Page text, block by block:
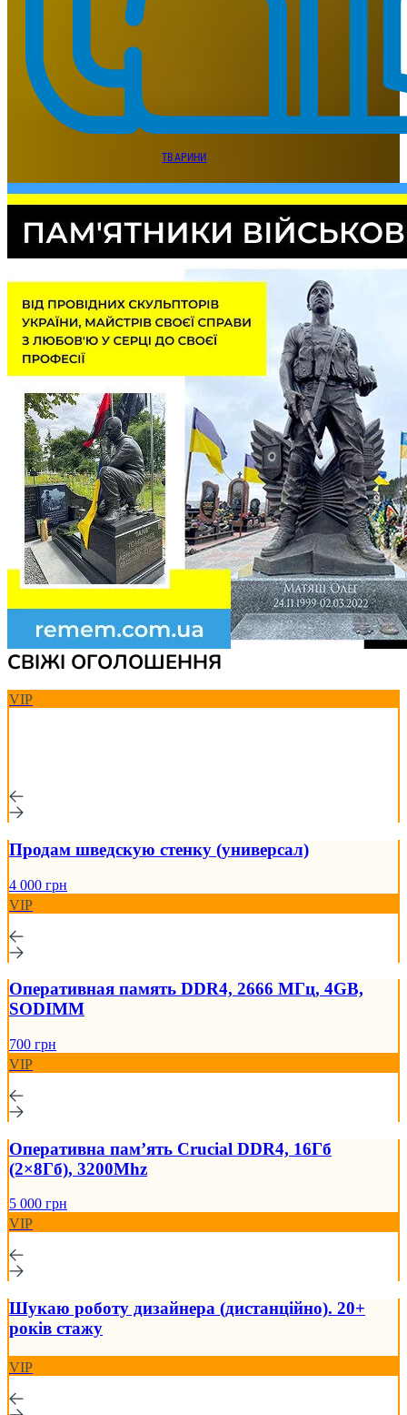
ТВАРИНИ
СВІЖІ ОГОЛОШЕННЯ
VIP
Продам шведскую стенку (универсал)
4 000 грн
VIP
Оперативная память DDR4, 2666 МГц, 4GB,
SODIMM
700 грн
VIP
Оперативна пам’ять Crucial DDR4, 16Гб
(2×8Гб), 3200Mhz
5 000 грн
VIP
Шукаю роботу дизайнера (дистанційно). 20+
років стажу
VIP